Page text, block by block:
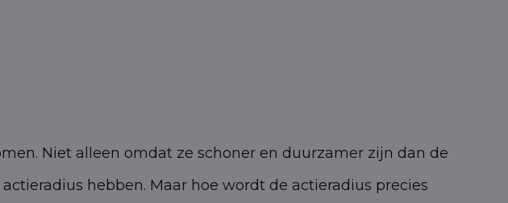
Niet alleen omdat ze schoner en duurzamer zijn dan de
hebben. Maar hoe wordt de actieradius precies